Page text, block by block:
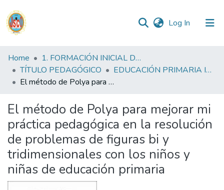
Log In (current)
Communities
&
Collections
Statistics
Reglamento
Formatos
Home
1. FORMACIÓN INICIAL DOCENTE
TÍTULO PEDAGÓGICO
EDUCACIÓN PRIMARIA INTERCULTURAL BILINGUE FID
El método de Polya para mejorar mi práctica pedagógica en la resolución de problemas de figuras bi y tridimensionales con los niños y niñas de educación primaria
El método de Polya para mejorar mi
práctica pedagógica en la resolución
de problemas de figuras bi y
tridimensionales con los niños y
niñas de educación primaria